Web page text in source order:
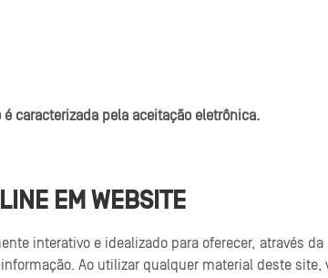
caracterizada pela aceitação eletrônica.
EM WEBSITE
interativo e idealizado para oferecer, através
Ao utilizar qualquer material deste